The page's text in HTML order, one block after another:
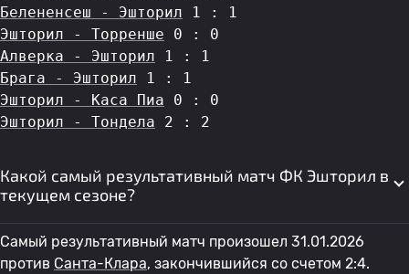
Белененсеш - Эшторил 1 : 1
Эшторил - Торренше 0 : 0
Алверка - Эшторил 1 : 1
Брага - Эшторил 1 : 1
Эшторил - Каса Пиа 0 : 0
Эшторил - Тондела 2 : 2
Какой самый результативный матч ФК Эшторил в
текущем сезоне?
Самый результативный матч произошел 31.01.2026
против Санта-Клара, закончившийся со счетом 2:4.